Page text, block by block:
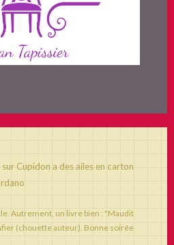
sur Cupidon a des ailes en carton
Autrement, un livre bien : "Maudit
(chouette auteur). Bonne soirée